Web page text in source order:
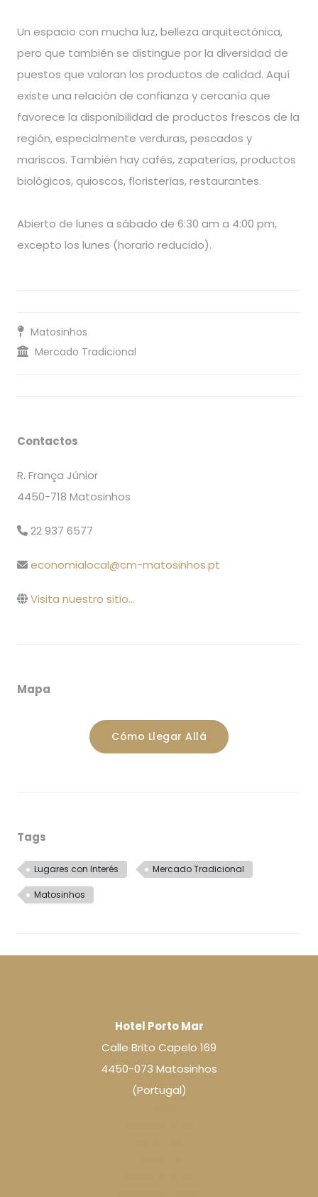
Un espacio con mucha luz, belleza arquitectónica,
pero que también se distingue por la diversidad de
puestos que valoran los productos de calidad. Aquí
existe una relación de confianza y cercanía que
favorece la disponibilidad de productos frescos de la
región, especialmente verduras, pescados y
mariscos. También hay cafés, zapaterías, productos
biológicos, quioscos, floristerías, restaurantes.
Abierto de lunes a sábado de 6:30 am a 4:00 pm,
excepto los lunes (horario reducido).
Matosinhos
Mercado Tradicional
Contactos
R. França Júnior
4450-718 Matosinhos
22 937 6577
economialocal@cm-matosinhos.pt
Visita nuestro sitio...
Mapa
Cómo Llegar Allá
Tags
Lugares con Interés Mercado Tradicional
Matosinhos
Hotel Porto Mar
Calle Brito Capelo 169
4450-073 Matosinhos
(Portugal)